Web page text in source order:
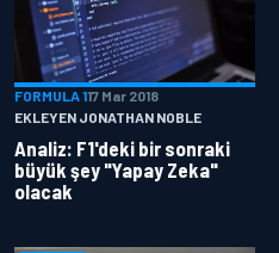
FORMULA 117 Mar 2018
EKLEYEN JONATHAN NOBLE
Analiz: F1'deki bir sonraki
büyük şey "Yapay Zeka"
olacak